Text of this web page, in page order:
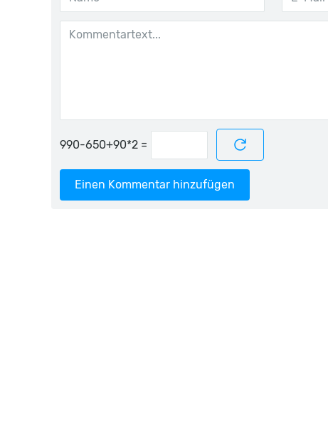
=
Einen Kommentar hinzufügen